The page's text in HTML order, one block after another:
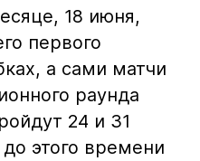
18 июня,
первого
а сами матчи
раунда
24 и 31
этого времени